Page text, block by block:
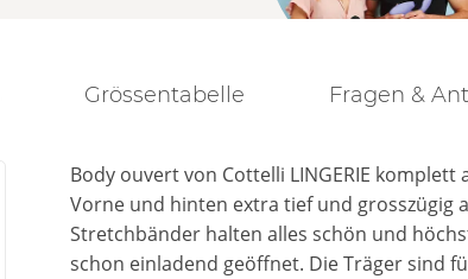
Grössentabelle Fragen &
Body ouvert von Cottelli LINGERIE
Vorne und hinten extra tief und grosszügig
Stretchbänder halten alles schön und
schon einladend geöffnet. Die Träger sind